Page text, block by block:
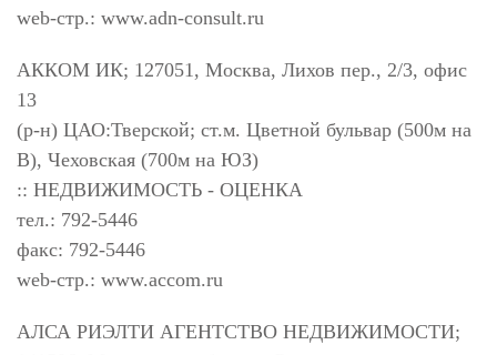
web-стр.: www.adn-consult.ru
АККОМ ИК; 127051, Москва, Лихов пер., 2/3, офис
13
(р-н) ЦАО:Тверской; ст.м. Цветной бульвар (500м на
В), Чеховская (700м на ЮЗ)
:: НЕДВИЖИМОСТЬ - ОЦЕНКА
тел.: 792-5446
факс: 792-5446
web-стр.: www.accom.ru
АЛСА РИЭЛТИ АГЕНТСТВО НЕДВИЖИМОСТИ;